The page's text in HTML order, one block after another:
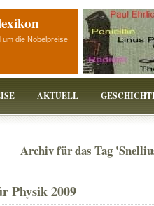
um die Nobelpreise
AKTUELL
Archiv für das Tag
Physik 2009